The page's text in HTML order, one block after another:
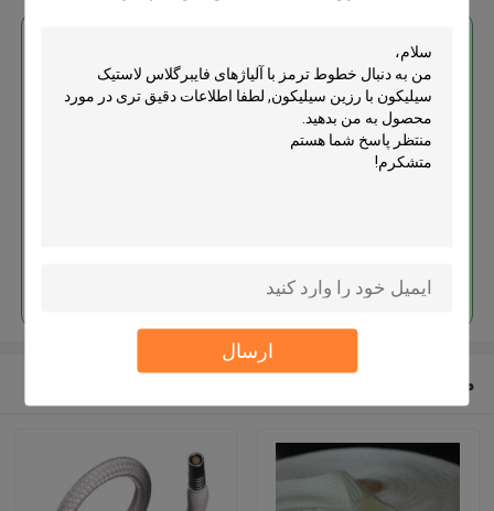
ارسال
خطوط ترمز با آلیاژهای فایبرگلاس
لاستیک سیلیکون با رزین سیلیکون
محصولات توصیه شده